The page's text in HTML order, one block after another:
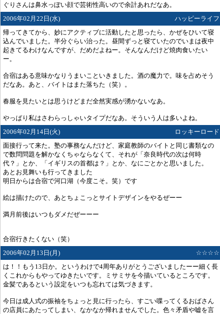
ぐりさんは鼻水っぽい顔で芸術性高いので余計あれだなあ。
2006年02月22日(水)
ハッピーライフ
帰ってきてから、妙にアクティブに活動したと思ったら、かぜをひいて寝
込んでいました。半分ぐらい治った。昼間ずっと寝ていたのでいまは夜中
起きてるわけなんですが、だめだよねー。そんなんだけど焼肉食いたい
ー。
合宿はある意味かなりうまいこといきました。酒の魔力で。味を占めそう
だなあ。あと、バイトはまた落ちた（笑）。
春服を見たいとは思うけどまだ全然実感が湧かないなあ。
やっぱり私はさわらっしゃいタイプだなあ。そういう人は多いよね。
2006年02月14日(火)
ロッキーロード
面接行って来た。塾の事務なんだけど、家庭教師のバイトと同じ書類なの
で数問問題を解かなくちゃならなくて、それが「奈良時代の次は何時
代？」とか、「イギリスの首都は？」とか、なにごとかと思いました。
あとお見舞いも行ってきました
明日からは合宿で河口湖（今度こそ。笑）です
絵は描けたので、あとちょこっとサイトデザインをやるぜーー
満月前後はいつもダメだぜーーー
合宿行きたくない（笑）
2006年02月13日(月)
☆☆☆☆
は！！もう13日か。というわけで4周年ありがとうございましたーー細く長
くこれからもやってゆきたいです。ミサミサを今描いているところです。
金髪であるという設定をいつも忘れては気づきます。
今日は成人式の振袖をちょっと見に行ったら、すごい喋ってくるおばさん
の店員にあたってしまい、なかなか帰れませんでした。色々矛盾や嘘を言